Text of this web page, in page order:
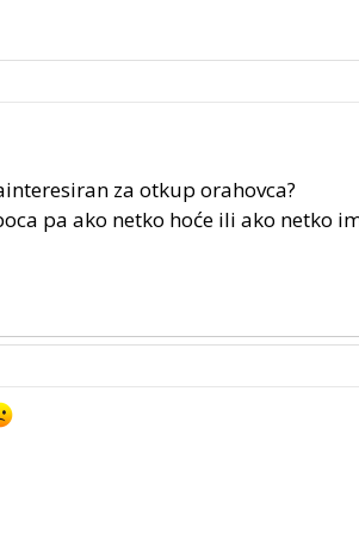
za otkup orahovca?
pa ako netko hoće ili ako netko